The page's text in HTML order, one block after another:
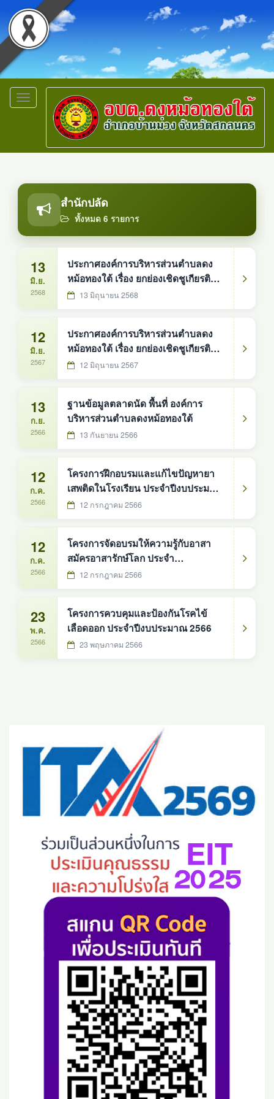
Toggle
navigation
สำนักปลัด
ทั้งหมด 6 รายการ
13
มิ.ย.
2568
ประกาศองค์การบริหารส่วนตำบลดง
หม้อทองใต้ เรื่อง ยกย่องเชิดชูเกียรติ
ครัวเรือนต้นแบบการจัดการขยะในครัว
13 มิถุนายน 2568
12
มิ.ย.
2567
ประกาศองค์การบริหารส่วนตำบลดง
หม้อทองใต้ เรื่อง ยกย่องเชิดชูเกียรติ
ครัวเรือนต้นแบบการจัดการขยะในครัว
12 มิถุนายน 2567
13
ก.ย.
2566
ฐานข้อมูลตลาดนัด พื้นที่ องค์การ
บริหารส่วนตำบลดงหม้อทองใต้
13 กันยายน 2566
12
ก.ค.
2566
โครงการฝึกอบรมและแก้ไขปัญหายา
เสพติดในโรงเรียน ประจำปีงบประมาณ
พศ.2566
12 กรกฎาคม 2566
12
ก.ค.
2566
โครงการจัดอบรมให้ความรู้กับอาสา
สมัครอาสารักษ์โลก ประจำ
ปีงบประมาณ พศ.2566
12 กรกฎาคม 2566
23
พ.ค.
2566
โครงการควบคุมและป้องกันโรคไข้
เลือดออก ประจำปีงบประมาณ 2566
23 พฤษภาคม 2566